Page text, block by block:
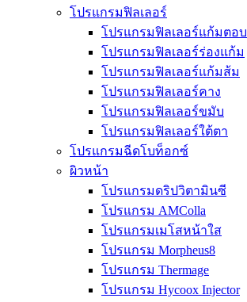
โปรแกรมฟิลเลอร์
โปรแกรมฟิลเลอร์แก้มตอบ
โปรแกรมฟิลเลอร์ร่องแก้ม
โปรแกรมฟิลเลอร์แก้มส้ม
โปรแกรมฟิลเลอร์คาง
โปรแกรมฟิลเลอร์ขมับ
โปรแกรมฟิลเลอร์ใต้ตา
โปรแกรมฉีดโบท็อกซ์
ผิวหน้า
โปรแกรมดริปวิตามินซี
โปรแกรม AMColla
โปรแกรมเมโสหน้าใส
โปรแกรม Morpheus8
โปรแกรม Thermage
โปรแกรม Hycoox Injector